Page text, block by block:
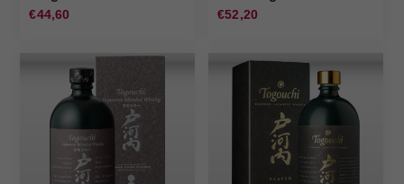
Irishman
€44,60 €52,20